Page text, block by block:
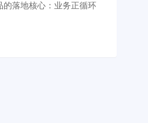
的落地核心：业务正循环